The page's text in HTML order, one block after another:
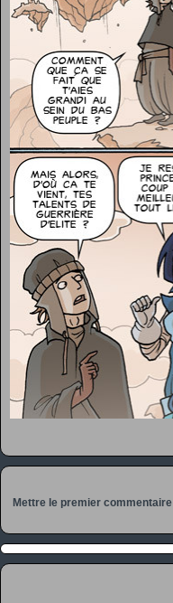
Mettre le premier commentaire